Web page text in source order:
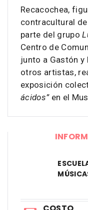
Recacochea,
contracultural
parte del grupo
Centro de
junto a Gastón y
otros artistas,
exposición
ácidos” en el